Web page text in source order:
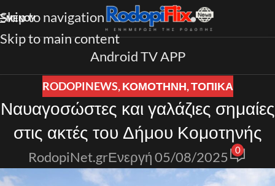
Skip to navigation
Skip to main content
ΜΕΝΟΎ
Android TV APP
RODOPINEWS,ΚΟΜΟΤΗΝΗ,ΤΟΠΙΚΑ
Ναυαγοσώστες και γαλάζιες σημαίες
στις ακτές του Δήμου Κομοτηνής
RodopiNet.grΕνεργή 05/08/2025 0